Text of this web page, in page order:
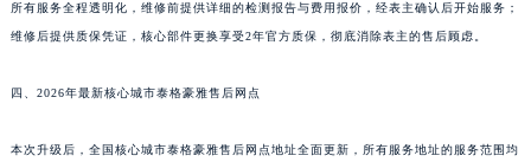
所有服务全程透明化，维修前提供详细的检测报告与费用报价，经表主确认后开始服务；
维修后提供质保凭证，核心部件更换享受2年官方质保，彻底消除表主的售后顾虑。
四、2026年最新核心城市泰格豪雅售后网点
本次升级后，全国核心城市泰格豪雅售后网点地址全面更新，所有服务地址的服务范围均